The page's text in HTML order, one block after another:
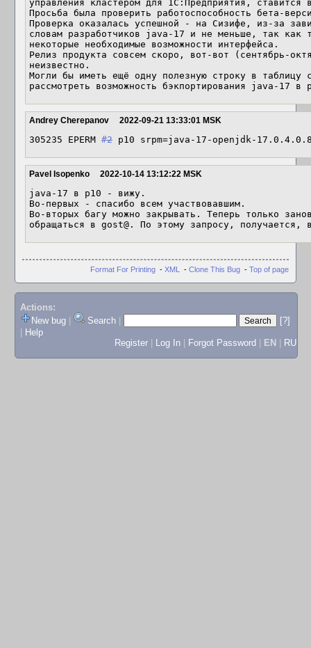
управления кластером для 1С:Предприятия,
Просьба была проверить работоспособность бета-
Проверка оказалась успешной - на Сизифе, из-за
словам разработчиков java-17 и не меньше, так как
некоторые необходимые возможности интерфейса.
Релиз продукта совсем скоро, вот-вот (сентябрь-
неизвестно.
Могли бы иметь ещё одну полезную строку в таблицу
рассмотреть возможность бэкпортирования java-17 в
Andrey Cherepanov 2022-09-21 13:33:01 MSK
305235 EPERM #2 p10 srpm=java-17-openjdk-
Pavel Isopenko 2022-10-14 13:12:22 MSK
java-17 в p10 - вижу.
Во-первых - спасибо всем участвовавшим.
Во-вторых багу можно закрывать. Теперь только
обращаться в gost@. По этому запросу, получается,
Format For Printing - XML - Clone This Bug - Top of page
Actions:
New bug
Search
[?]
Help
Register
Log In Forgot Password EN RU